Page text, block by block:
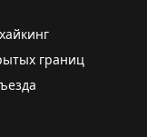
границ